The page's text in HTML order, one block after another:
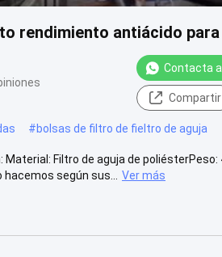
rendimiento antiácido
Contacta
Compartir
#bolsas de filtro de fieltro de aguja
Filtro de aguja de poliésterPeso:
según sus...
Ver más